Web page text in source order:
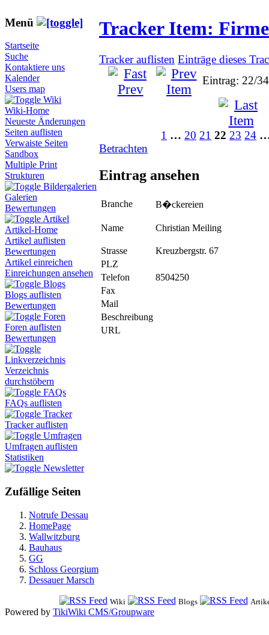
Menü
Startseite
Suche
Kontaktiere uns
Kalender
Users map
Wiki
Wiki-Home
Neueste Änderungen
Seiten auflisten
Verwaiste Seiten
Sandbox
Multiple Print
Strukturen
Bildergalerien
Galerien
Bewertungen
Artikel
Artikel-Home
Artikel auflisten
Bewertungen
Artikel einreichen
Einreichungen ansehen
Blogs
Blogs auflisten
Bewertungen
Foren
Foren auflisten
Bewertungen
Linkverzeichnis
Verzeichnis
durchstöbern
FAQs
FAQs auflisten
Tracker
Tracker auflisten
Umfragen
Umfragen auflisten
Statistiken
Newsletter
Zufällige Seiten
Notrufe Dessau
HomePage
Wallwitzburg
Bauhaus
GG
Schloss Georgium
Dessauer Marsch
Tracker Item:
Tracker auflisten Einträge dieses
Eintrag: 22/
1 … 20 21 22 23 24
Betrachten
Eintrag ansehen
Branche B�ckereien
Name Christian Meiling
Strasse
Kreuzbergstr. 67
PLZ
Telefon
8504250
Fax
Mail
Beschreibung
URL
Wiki Blogs
Powered by TikiWiki CMS/Groupware